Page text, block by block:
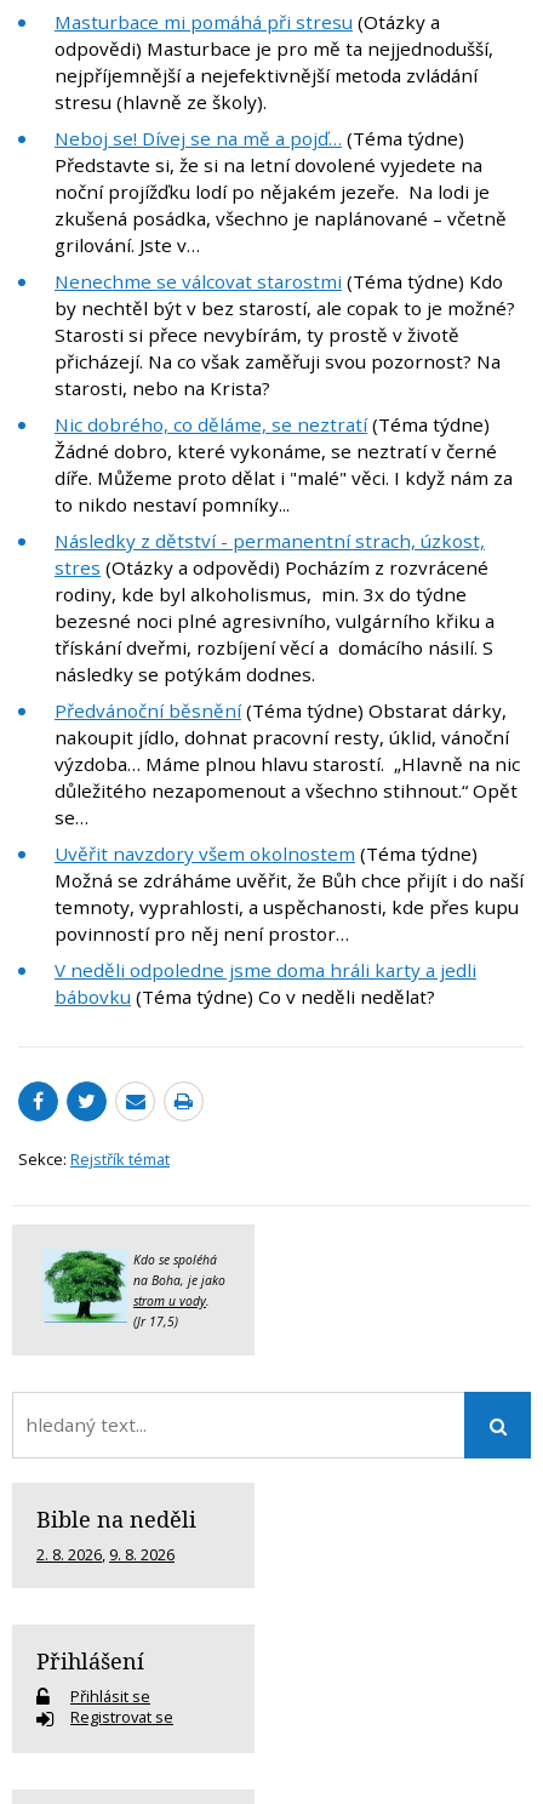
Masturbace mi pomáhá při stresu (Otázky a
odpovědi) Masturbace je pro mě ta nejjednodušší,
nejpříjemnější a nejefektivnější metoda zvládání
stresu (hlavně ze školy).
Neboj se! Dívej se na mě a pojď… (Téma týdne)
Představte si, že si na letní dovolené vyjedete na
noční projížďku lodí po nějakém jezeře. Na lodi je
zkušená posádka, všechno je naplánované – včetně
grilování. Jste v…
Nenechme se válcovat starostmi (Téma týdne) Kdo
by nechtěl být v bez starostí, ale copak to je možné?
Starosti si přece nevybírám, ty prostě v životě
přicházejí. Na co však zaměřuji svou pozornost? Na
starosti, nebo na Krista?
Nic dobrého, co děláme, se neztratí(Téma týdne)
Žádné dobro, které vykonáme, se neztratí v černé
díře. Můžeme proto dělat i "malé" věci. I když nám za
to nikdo nestaví pomníky...
Následky z dětství - permanentní strach, úzkost,
stres (Otázky a odpovědi) Pocházím z rozvrácené
rodiny, kde byl alkoholismus, min. 3x do týdne
bezesné noci plné agresivního, vulgárního křiku a
třískání dveřmi, rozbíjení věcí a domácího násilí. S
následky se potýkám dodnes.
Předvánoční běsnění(Téma týdne) Obstarat dárky,
nakoupit jídlo, dohnat pracovní resty, úklid, vánoční
výzdoba… Máme plnou hlavu starostí. „Hlavně na nic
důležitého nezapomenout a všechno stihnout.“ Opět
se…
Uvěřit navzdory všem okolnostem (Téma týdne)
Možná se zdráháme uvěřit, že Bůh chce přijít i do naší
temnoty, vyprahlosti, a uspěchanosti, kde přes kupu
povinností pro něj není prostor…
V neděli odpoledne jsme doma hráli karty a jedli
bábovku (Téma týdne) Co v neděli nedělat?
Sekce: Rejstřík témat
Kdo se spoléhá
na Boha, je jako
strom u vody.
(Jr 17,5)
Bible na neděli
2. 8. 2026, 9. 8. 2026
Přihlášení
Přihlásit se
Registrovat se